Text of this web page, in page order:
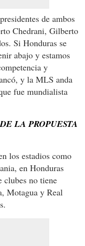
de ambos
Chedrani, Gilberto
Si Honduras se
abajo y estamos
y
y la MLS anda
fue mundialista
LA PROPUESTA
los estadios como
en Honduras
clubes no tiene
Motagua y Real